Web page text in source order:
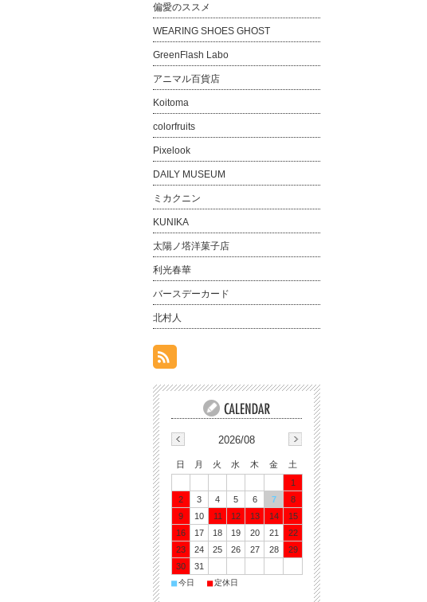
偏愛のススメ
WEARING SHOES GHOST
GreenFlash Labo
アニマル百貨店
Koitoma
colorfruits
Pixelook
DAILY MUSEUM
ミカクニン
KUNIKA
太陽ノ塔洋菓子店
利光春華
バースデーカード
北村人
2026/08
日 月 火 水 木 金
土
1
2
3 4 5 6 7
8
9
10 11 12 13 14
15
16
17 18 19 20 21
22
23
24 25 26 27 28
29
30
31
■今日 ■定休日